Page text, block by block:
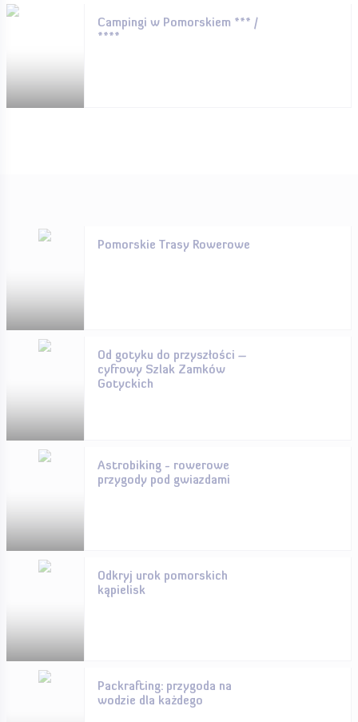
Campingi w Pomorskiem *** /
****
Pomorskie Trasy Rowerowe
Od gotyku do przyszłości –
cyfrowy Szlak Zamków
Gotyckich
Astrobiking - rowerowe
przygody pod gwiazdami
Odkryj urok pomorskich
kąpielisk
Packrafting: przygoda na
wodzie dla każdego